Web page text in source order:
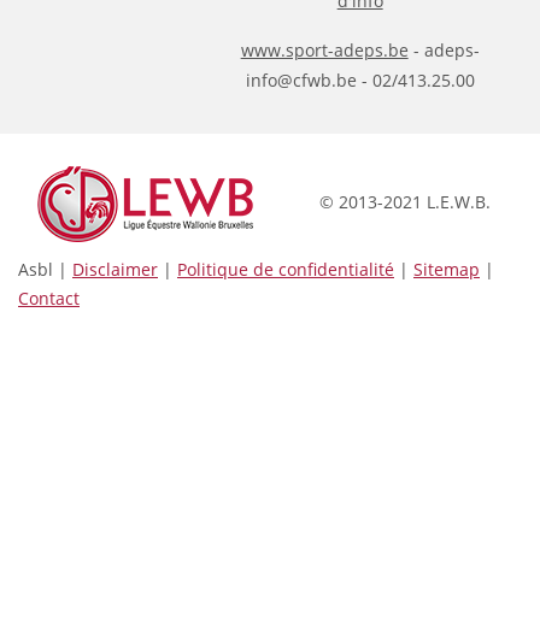
www.sport-adeps.be - adeps-
info@cfwb.be - 02/413.25.00
© 2013-2021 L.E.W.B.
Asbl | Disclaimer | Politique de confidentialité | Sitemap |
Contact